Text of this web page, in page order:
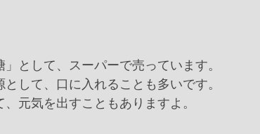
として、スーパーで売っています。
して、口に入れることも多いです。
元気を出すこともありますよ。